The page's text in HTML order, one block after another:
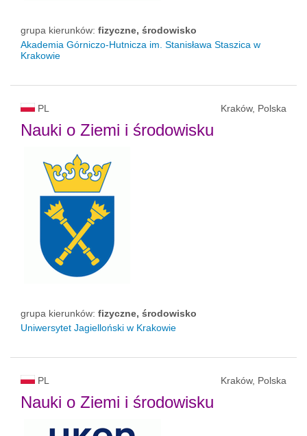
grupa kierunków: fizyczne, środowisko
Akademia Górniczo-Hutnicza im. Stanisława Staszica w
Krakowie
PL Kraków, Polska
Nauki o Ziemi i środowisku
grupa kierunków: fizyczne, środowisko
Uniwersytet Jagielloński w Krakowie
PL Kraków, Polska
Nauki o Ziemi i środowisku